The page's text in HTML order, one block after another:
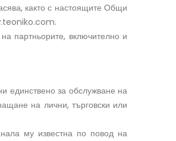
както с настоящите Общи
партньорите, включително и
единствено за обслужване на
на лични, търговски или
му известна по повод на